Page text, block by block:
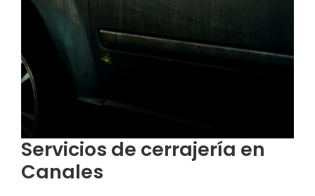
Servicios de cerrajería en
Canales